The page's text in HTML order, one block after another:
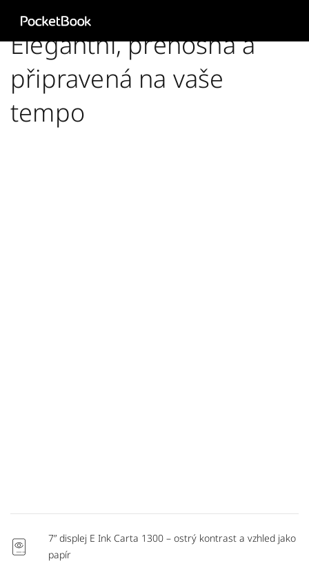
HD
Elegantní, přenosná a
připravená na vaše
tempo
7” displej E Ink Carta 1300 – ostrý kontrast a vzhled jako
papír